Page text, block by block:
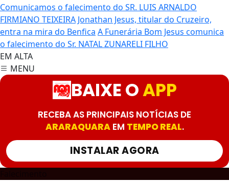
Comunicamos o falecimento do SR. LUIS ARNALDO
FIRMIANO TEIXEIRA Jonathan Jesus, titular do Cruzeiro,
entra na mira do Benfica A Funerária Bom Jesus comunica
o falecimento do Sr. NATAL ZUNARELI FILHO
EM ALTA
MENU
BAIXE OAPP
RECEBA AS PRINCIPAIS NOTÍCIAS DE
ARARAQUARAEM TEMPO REAL.
INSTALAR AGORA